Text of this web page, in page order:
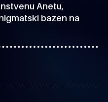
Anetu,
bazen na